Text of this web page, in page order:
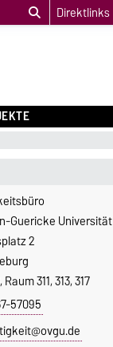
Direktlinks
Guericke Universität
2
311, 313, 317
57095